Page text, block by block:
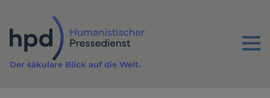
Inhalt
Menu
Der säkulare Blick auf die Welt.